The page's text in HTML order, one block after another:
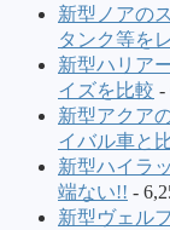
新型ノアの
タンク等を
新型ハリア
イズを比較 -
新型アクア
イバル車と
新型ハイラ
端ない!! -
新型ヴェル